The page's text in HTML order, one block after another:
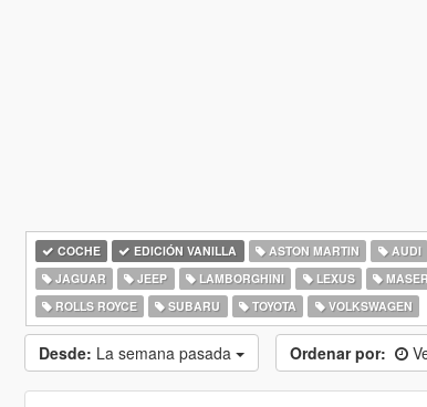
COCHE EDICIÓN VANILLA ASTON MARTIN AUDI
JAGUAR
JEEP LAMBORGHINI LEXUS
ROLLS ROYCE
SUBARU TOYOTA VOLKSWAGEN
Desde: La semana pasada Ordenar por: